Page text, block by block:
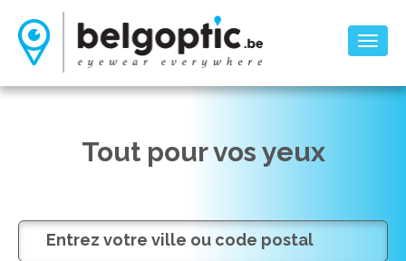
Tout pour vos yeux